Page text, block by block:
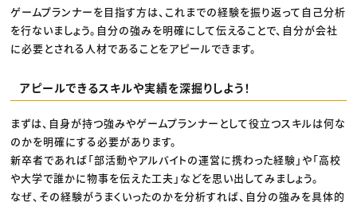
ゲームプランナーを目指す方は、これまでの経験を振り返って自己分析
を行ないましょう。自分の強みを明確にして伝えることで、自分が会社
に必要とされる人材であることをアピールできます。
アピールできるスキルや実績を深掘りしよう！
まずは、自身が持つ強みやゲームプランナーとして役立つスキルは何な
のかを明確にする必要があります。
新卒者であれば「部活動やアルバイトの運営に携わった経験」や「高校
や大学で誰かに物事を伝えた工夫」などを思い出してみましょう。
なぜ、その経験がうまくいったのかを分析すれば、自分の強みを具体的